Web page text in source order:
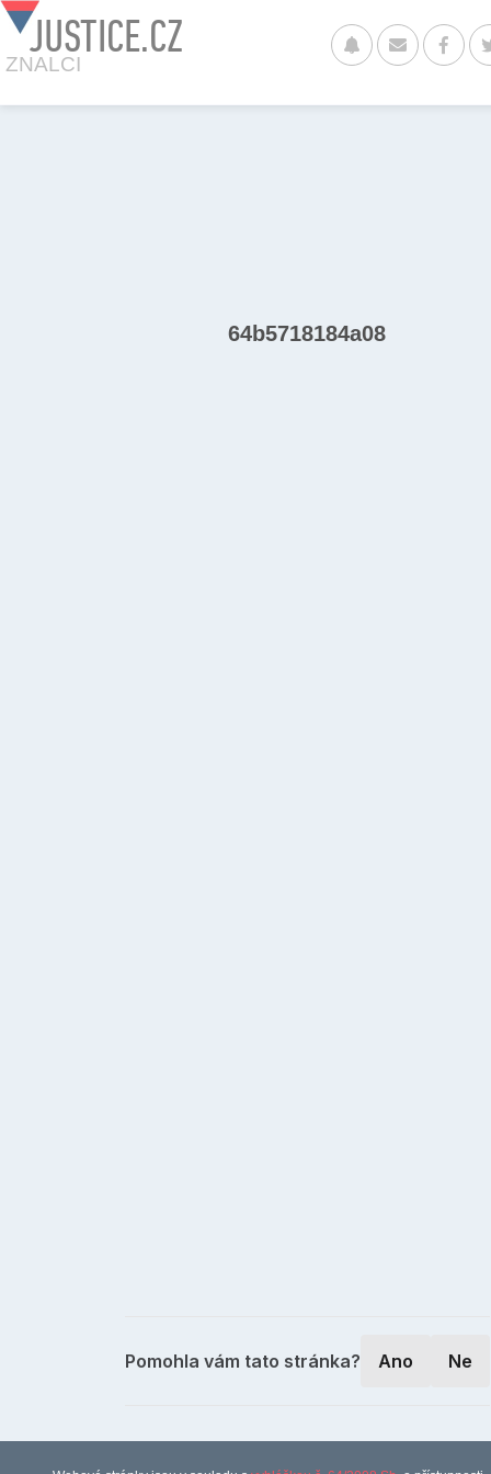
JUSTICE.CZ
ZNALCI
64b5718184a08
Pomohla vám tato stránka? Ano Ne